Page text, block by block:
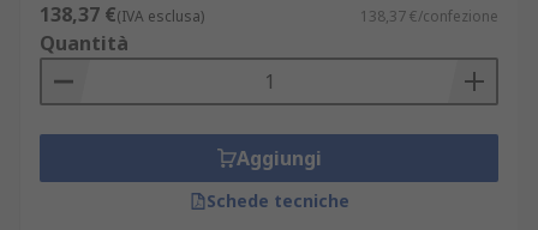
138,37 €(IVA esclusa) 138,37 €/confezione
Quantità
Aggiungi
Schede tecniche